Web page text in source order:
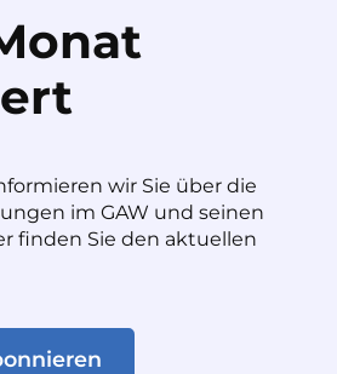
wir Sie über die
im GAW und seinen
finden Sie den aktuellen